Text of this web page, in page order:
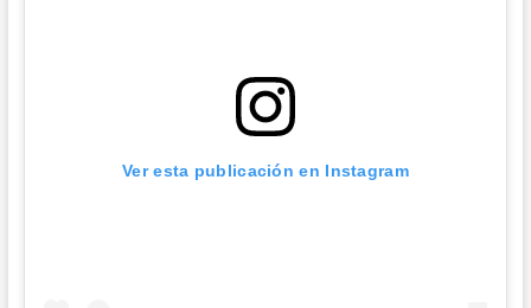
Ver esta publicación en Instagram